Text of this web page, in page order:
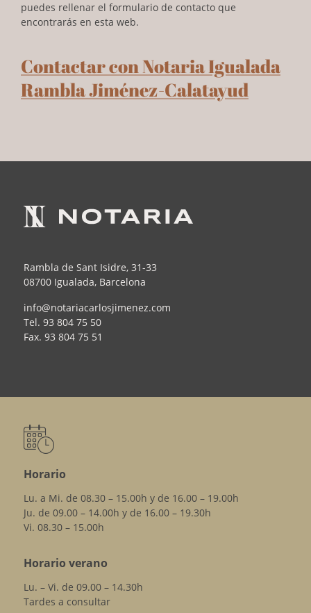
puedes rellenar el formulario de contacto que
encontrarás en esta web.
Contactar con Notaria Igualada
Rambla Jiménez-Calatayud
Rambla de Sant Isidre, 31-33
08700 Igualada, Barcelona
info@notariacarlosjimenez.com
Tel. 93 804 75 50
Fax. 93 804 75 51
Horario
Lu. a Mi. de 08.30 – 15.00h y de 16.00 – 19.00h
Ju. de 09.00 – 14.00h y de 16.00 – 19.30h
Vi. 08.30 – 15.00h
Horario verano
Lu. – Vi. de 09.00 – 14.30h
Tardes a consultar